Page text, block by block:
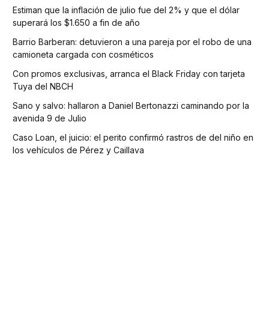
Estiman que la inflación de julio fue del 2% y que el dólar
superará los $1.650 a fin de año
Barrio Barberan: detuvieron a una pareja por el robo de una
camioneta cargada con cosméticos
Con promos exclusivas, arranca el Black Friday con tarjeta
Tuya del NBCH
Sano y salvo: hallaron a Daniel Bertonazzi caminando por la
avenida 9 de Julio
Caso Loan, el juicio: el perito confirmó rastros de del niño en
los vehículos de Pérez y Caillava